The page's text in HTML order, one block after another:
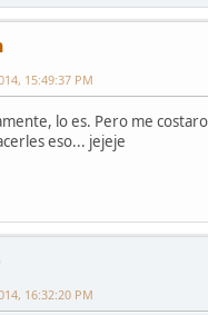
15:49:37 PM
lo es. Pero me
eso... jejeje
16:32:20 PM